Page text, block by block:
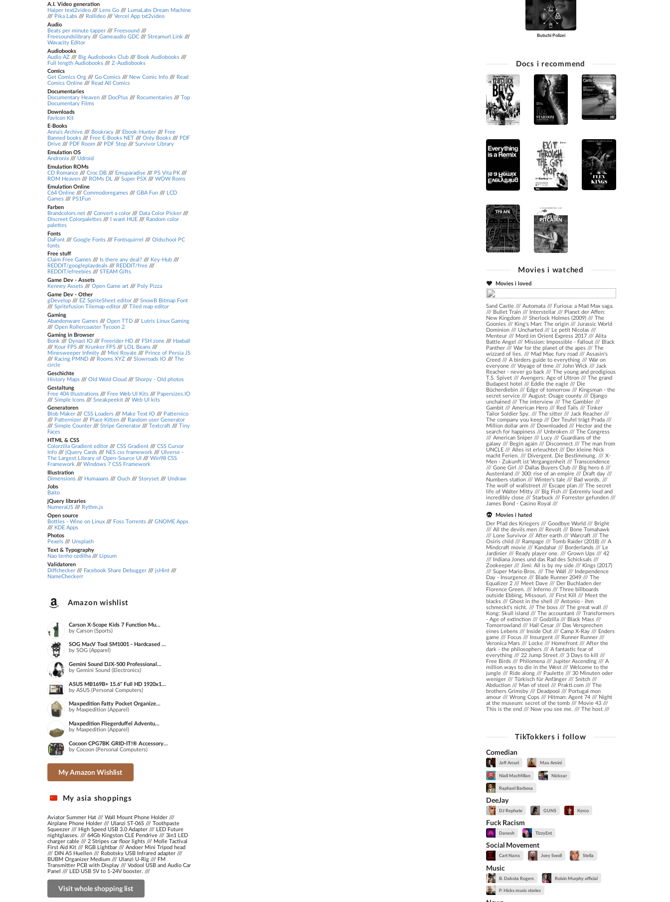
A.I. Video generation
Haiper text2video/// Lens Go/// LumaLabs Dream Machine
/// Pika Labs/// Rollideo/// Vercel App txt2video
Audio
Beats per minute tapper/// Freesound///
Freesoundslibrary/// Gameaudio GDC/// Streamurl.Link ///
Wavacity Editor
Audiobooks
Audio AZ/// Big Audiobooks Club/// Book Audiobooks ///
Full length Audiobooks /// Z-Audiobooks
Comics
Get Comics Org/// Go Comics/// New Comic Info/// Read
Comics Online/// Read All Comics
Documentaries
Documentary Heaven/// DocPlus/// Rocumentaries/// Top
Documentary Films
Downloads
FavIcon Kit
E-Books
Anna's Archive/// Bookracy/// Ebook-Hunter/// Free
Banned books/// Free E-Books NET/// Only Books/// PDF
Drive/// PDF Room/// PDF Stop/// Survivor Library
Emulation OS
Andronix/// Udroid
Emulation ROMs
CD Romance/// Croc DB/// Emuparadise/// PS Vita PK///
ROM Heaven/// ROMs DL /// Super PSX/// WOW Roms
Emulation Online
C64 Online/// Commodoregames/// GBA Fun/// LCD
Games/// PS1Fun
Farben
Brandcolors.net/// Convert a color/// Data Color Picker///
Discreet Colorpalettes/// I want HUE/// Random color
palettes
Fonts
DaFont/// Google Fonts/// Fontsquirrel /// Oldschool PC
fonts
Free stuff
Claim Free Games/// Is there any deal?/// Key-Hub///
REDDIT/googleplaydeals/// REDDIT/free///
REDDIT/efreebies/// STEAM Gifts
Game Dev - Assets
Kenney Assets/// Open Game art/// Poly Pizza
Game Dev - Other
gDevelop/// EZ SpriteSheet editor/// SnowB Bitmap Font
/// Spritefusion Tilemap editor/// Tiled map editor
Gaming
Abandonware Games /// Open TTD/// Lutris Linux Gaming
/// Open Rollercoaster Tycoon 2
Gaming in Browser
Bonk /// Dynast IO/// Freerider HD/// FSH zone/// Haxball
/// Kour FPS/// Krunker FPS/// LOL Beans///
Minesweeper Infinity/// Mini Royale/// Prince of Persia JS
/// Racing PMND/// Rooms XYZ/// Slowroads IO/// The
circle
Geschichte
History Maps/// Old Wold Cloud/// Shorpy - Old photos
Gestaltung
Free 404 Illustrations /// Free Web UI Kits /// Papersizes.IO
/// Simple Icons /// Sneakpeekit/// Web UI kits
Generatoren
Blob Maker/// CSS Loaders/// Make Text IO/// Patternico
/// Patternizer/// Place Kitten/// Random user Generator
/// Simple Counter/// Stripe Generator/// Textcraft/// Tiny
Faces
HTML & CSS
Colorzilla Gradient editor/// CSS Gradient/// CSS Cursor
Info/// jQuery Cards/// NES css framework /// UIverse -
The Largest Library of Open-Source UI /// Win98 CSS
Framework /// Windows 7 CSS Framework
Illustration
Dimensions/// Humaaans/// Ouch/// Storyset/// Undraw
Jobs
Baito
jQuery libraries
NumeralJS /// Rythm.js
Open source
Bottles - Wine on Linux/// Foss Torrents/// GNOME Apps
/// KDE Apps
Photos
Pexels/// Unsplash
Text & Typography
Nao tenho cedilha/// Lipsum
Validatoren
Diffchecker/// Facebook Share Debugger/// jsHint///
NameCheckerr
Amazon wishlist
Carson X-Scope Kids 7 Function Mu...
by Carson (Sports)
SOG MacV Tool SM1001 - Hardcased ...
by SOG (Apparel)
Gemini Sound DJX-500 Professional...
by Gemini Sound (Electronics)
ASUS MB169B+ 15.6" Full HD 1920x1...
by ASUS (Personal Computers)
Maxpedition Fatty Pocket Organize...
by Maxpedition (Apparel)
Maxpedition Fliegerduffel Adventu...
by Maxpedition (Apparel)
Cocoon CPG7BK GRID-IT!® Accessory...
by Cocoon (Personal Computers)
My Amazon Wishlist
My asia shoppings
Aviator Summer Hat/// Wall Mount Phone Holder///
Airplane Phone Holder/// Ulanzi ST-06S/// Toothpaste
Squeezer/// High Speed USB 3.0 Adapter/// LED Future
nightglasses.
/// 64Gb Kingston CLE Pendrive/// 3in1 LED
charger cable/// 2 Stripes car floor lights /// Molle Tactival
First Aid Kit/// RGB Lightbar/// Andoer Mini Tripod head
/// DIN A5 Huellen/// Robotsky USB Infrared adapter///
BUBM Organizer Medium/// Ulanzi U-Rig/// FM
Transmitter PCB with Display/// Vodool USB and Audio Car
Panel /// LED USB 5V to 1-24V booster. ///
Visit whole shopping list
Butschi Polizei
Docs i recommend
Movies i watched
Movies i loved
Sand Castle/// Automata/// Furiosa: a Mad Max saga.
/// Bullet Train/// Interstellar/// Planet der Affen:
New Kingdom/// Sherlock Holmes (2009)/// The
Goonies/// King's Man: The origin/// Jurassic World
Dominion/// Uncharted/// Le petit Nicolas///
Menteur/// Mord im Orient Express 2017/// Alita
Battle Angel /// Mission: Impossible - Fallout/// Black
Panther/// War for the planet of the apes/// The
wizzard of lies. /// Mad Max: fury road/// Assasin's
Creed/// A birders guide to everything/// War on
everyone/// Voyage of time/// John Wick /// Jack
Reacher - never go back /// The young and prodigious
T.S. Spivet/// Avengers: Age of Ultron/// The grand
Budapest hotel /// Eddie the eagle/// Die
Bücherdiebin/// Edge of tomorrow/// Kingsman - the
secret service/// August: Osage county/// Django
unchained/// The interview/// The Gambler///
Gambit/// American Hero/// Red Tails/// Tinker
Tailor Soldier Spy. /// The sitter/// Jack Reacher///
The company you keep/// Der Teufel trägt Prada///
Million dollar arm/// Downloaded/// Hector and the
search for happiness/// Unbroken/// The Congress
/// American Sniper/// Lucy/// Guardians of the
galaxy/// Begin again/// Disconnect/// The man from
UNCLE/// Alles ist erleuchtet/// Der kleine Nick
macht Ferien. /// Divergent. Die Bestimmung. /// X-
Men - Zukunft ist Vergangenheit/// Transcendence
/// Gone Girl /// Dallas Buyers Club/// Big hero 6///
Austenland/// 300: rise of an empire/// Draft day///
Numbers station/// Winter's tale/// Bad words. ///
The wolf of wallstreet/// Escape plan/// The secret
life of Walter Mitty/// Big Fish/// Extremly loud and
incredibly close/// Starbuck /// Forrester gefunden///
James Bond - Casino Royal ///
Movies i hated
Der Pfad des Kriegers /// Goodbye World /// Bright
/// All the devils men /// Revolt /// Bone Tomahawk
/// Lone Survivor /// After earth /// Warcraft /// The
Osiris child /// Rampage /// Tomb Raider (2018) /// A
Mindcraft movie /// Kandahar /// Borderlands /// Le
Jardinier /// Ready player one. /// Grown Ups /// 42
/// Indiana Jones und das Rad des Schicksals ///
Zookeeper /// Jimi: All is by my side /// Kings (2017)
/// Super Mario Bros. /// The Wall /// Independence
Day - Insurgence /// Blade Runner 2049 /// The
Equalizer 2 /// Meet Dave /// Der Buchladen der
Florence Green. /// Inferno /// Three billboards
outside Ebbing, Missouri. /// First Kill /// Meet the
blacks /// Ghost in the shell /// Antonio - ihm
schmeckt's nicht. /// The boss /// The great wall ///
Kong: Skull island /// The accountant /// Transformers
- Age of extinction /// Godzilla /// Black Mass ///
Tomorrowland /// Hail Cesar /// Das Versprechen
eines Lebens /// Inside Out /// Camp X-Ray /// Enders
game /// Focus /// Insurgent /// Runner Runner ///
Veronica Mars /// Locke /// Homefront /// After the
dark - the philosophers /// A fantastic fear of
everything /// 22 Jump Street /// 3 Days to kill ///
Free Birds /// Philomena /// Jupiter Ascending /// A
million ways to die in the West /// Welcome to the
jungle /// Ride along /// Paulette /// 30 Minuten oder
weniger /// Türkisch für Anfänger /// Snitch ///
Abduction /// Man of steel /// Prakti.com /// The
brothers Grimsby /// Deadpool /// Portugal mon
amour /// Wrong Cops /// Hitman: Agent 74 /// Night
at the museum: secret of the tomb /// Movie 43 ///
This is the end /// Now you see me. /// The host ///
TikTokkers i follow
Comedian
Jeff Arcuri Max Amini
Niall MacMillan Nickxar
Raphael Barbosa
DeeJay
DJ Rephate GUNS Kerco
Fuck Racism
Danesh TizzyEnt
Social Movement
Cart Narcs Joey Swoll Stella
Music
B. Dakota Rogers Roisin Murphy official
P. Hicks music stories